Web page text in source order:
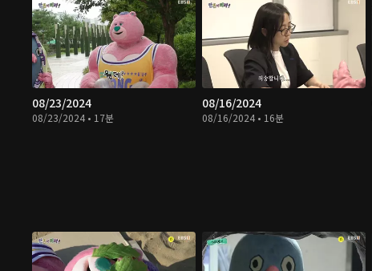
08/23/2024
08/23/2024 • 17분
08/16/2024
08/16/2024 • 16분